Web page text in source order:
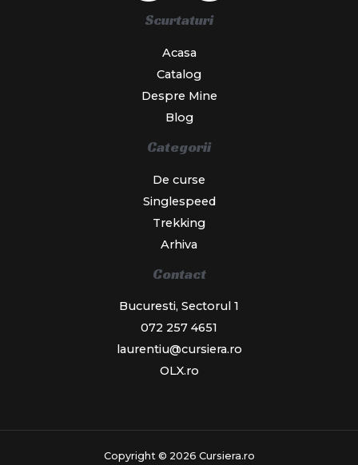
Scurtaturi
Acasa
Catalog
Despre Mine
Blog
Categorii
De curse
Singlespeed
Trekking
Arhiva
Contact
Bucuresti, Sectorul 1
072 257 4651
laurentiu@cursiera.ro
OLX.ro
Copyright © 2026 Cursiera.ro